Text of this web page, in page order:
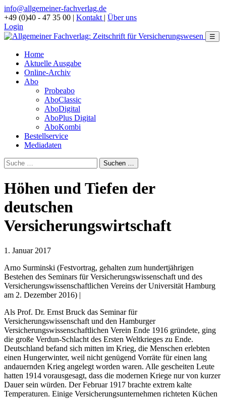
info@allgemeiner-fachverlag.de
+49 (0)40 - 47 35 00 | Kontakt | Über uns
Login
☰
Home
Aktuelle Ausgabe
Online-Archiv
Abo
Probeabo
AboClassic
AboDigital
AboPlus Digital
AboKombi
Bestellservice
Mediadaten
Höhen und Tiefen der
deutschen
Versicherungswirtschaft
1. Januar 2017
Arno Surminski (Festvortrag, gehalten zum hundertjährigen
Bestehen des Seminars für Versicherungswissenschaft und des
Versicherungswissenschaftlichen Vereins der Universität Hamburg
am 2. Dezember 2016) |
Als Prof. Dr. Ernst Bruck das Seminar für
Versicherungswissenschaft und den Hamburger
Versicherungswissenschaftlichen Verein Ende 1916 gründete, ging
die große Verdun-Schlacht des Ersten Weltkrieges zu Ende.
Deutschland befand sich mitten im Krieg, die Menschen erlebten
einen Hungerwinter, weil nicht genügend Vorräte für einen lang
andauernden Krieg angelegt worden waren. Alle gescheiten Leute
hatten 1914 vorausgesagt, dass die modernen Kriege nur von kurzer
Dauer sein würden. Der Februar 1917 brachte extrem kalte
Temperaturen. Einige Versicherungsunternehmen richteten Küchen